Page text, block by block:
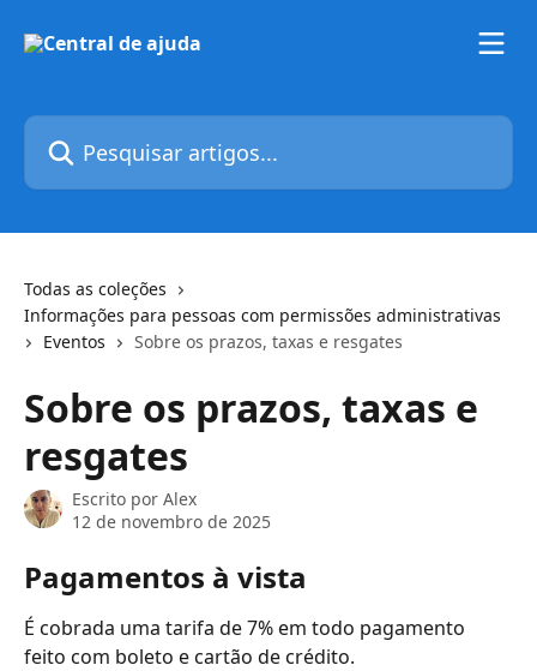
Pesquisar artigos...
Todas as coleções
Informações para pessoas com permissões administrativas
Eventos
Sobre os prazos, taxas e resgates
Sobre os prazos, taxas e
resgates
Escrito por Alex
12 de novembro de 2025
Pagamentos à vista
É cobrada uma tarifa de 7% em todo pagamento
feito com boleto e cartão de crédito.